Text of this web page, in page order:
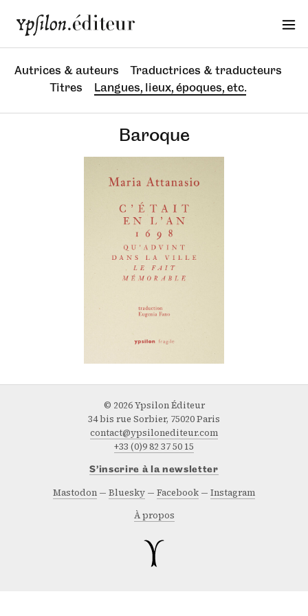
Autrices & auteurs
Traductrices & traducteurs
Titres
Langues, lieux, époques, etc.
Baroque
© 2026 Ypsilon Éditeur
34 bis rue Sorbier, 75020 Paris
contact@ypsilonediteur.com
+33 (0)9 82 37 50 15
S’inscrire à la newsletter
Mastodon Bluesky Facebook
Instagram
À propos